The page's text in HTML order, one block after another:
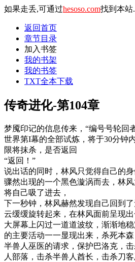
如果走丢,可通过hesoso.com找到本站.
返回首页
章节目录
加入书签
我的书架
我的书签
TXT全本下载
传奇进化-第104章
梦魇印记的信息传来，“编号号轮回
世界第I幕的全部试炼，将于30分钟
限将抹杀，是否返回
“返回！”
说出话的同时，林风只觉得自己的
骤然出现的一个黑色漩涡而去，林
将自己吸了进去，
下一秒钟，林风赫然发现自己回到
云缓缓旋转起来，在林风面前呈现
大屏幕上闪过一道道波纹，渐渐地
的主要活动一一显现出来，杀死本
半兽人巫医的请求，保护巴洛克，
人部落，击杀半兽人酋长，击杀刀